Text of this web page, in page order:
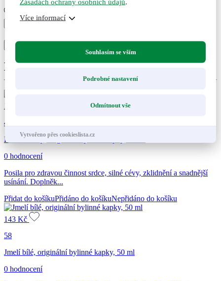
srdce,
originální
bylinné
Přidat do košíku
Doporučené kombinace
143
47
Hloh obecný, originální bylinné kapky, 50 ml
0 hodnocení
Posila pro zdravou činnost srdce, silné cévy, zklidnění a snadnější
usínání. Doplněk...
Přidat do košíkuPřidáno do košíkuNepřidáno do košíku
143 Kč
58
Jmelí bílé, originální bylinné kapky, 50 ml
0 hodnocení
Více informací
Souhlasím se vším
Podrobné nastavení
Odmítnout vše
Vytvořeno přes cookieslista.cz